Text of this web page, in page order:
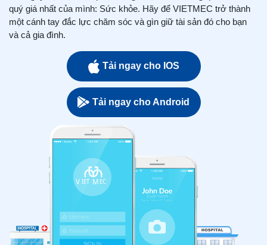
quý giá nhất của mình: Sức khỏe. Hãy để VIETMEC trở thành
một cánh tay đắc lực chăm sóc và gìn giữ tài sản đó cho bạn
và cả gia đình.
Tải ngay cho IOS
Tải ngay cho Android